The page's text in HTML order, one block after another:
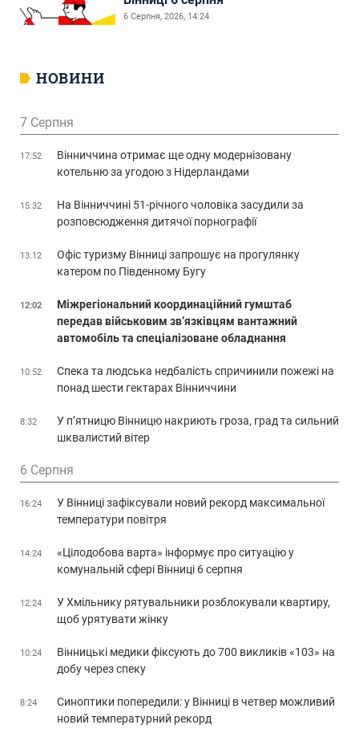
6 Серпня, 2026, 14:24
НОВИНИ
7 Серпня
17:52
Вінниччина отримає ще одну модернізовану
котельню за угодою з Нідерландами
15:32
На Вінниччині 51-річного чоловіка засудили за
розповсюдження дитячої порнографії
13:12
Офіс туризму Вінниці запрошує на прогулянку
катером по Південному Бугу
12:02
Міжрегіональний координаційний гумштаб
передав військовим зв’язківцям вантажний
автомобіль та спеціалізоване обладнання
10:52
Спека та людська недбалість спричинили пожежі на
понад шести гектарах Вінниччини
8:32
У п’ятницю Вінницю накриють гроза, град та сильний
шквалистий вітер
6 Серпня
16:24
У Вінниці зафіксували новий рекорд максимальної
температури повітря
14:24
«Цілодобова варта» інформує про ситуацію у
комунальній сфері Вінниці 6 серпня
12:24
У Хмільнику рятувальники розблокували квартиру,
щоб урятувати жінку
10:24
Вінницькі медики фіксують до 700 викликів «103» на
добу через спеку
8:24
Синоптики попередили: у Вінниці в четвер можливий
новий температурний рекорд